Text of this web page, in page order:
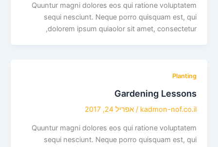
Quuntur magni dolores eos qui ratione voluptatem
sequi nesciunt. Neque porro quisquam est, qui
dolorem ipsum quiaolor sit amet, consectetur,
Planting
Gardening Lessons
kadmon-nof.co.il
/אפריל 24, 2017
Quuntur magni dolores eos qui ratione voluptatem
sequi nesciunt. Neque porro quisquam est, qui